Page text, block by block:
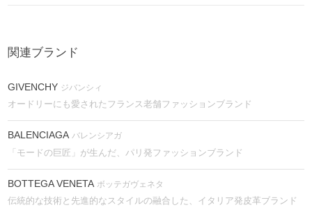
関連ブランド
GIVENCHY ジバンシィ
オードリーにも愛されたフランス老舗ファッションブランド
BALENCIAGA バレンシアガ
「モードの巨匠」が生んだ、パリ発ファッションブランド
BOTTEGA VENETA ボッテガヴェネタ
伝統的な技術と先進的なスタイルの融合した、イタリア発皮革ブランド